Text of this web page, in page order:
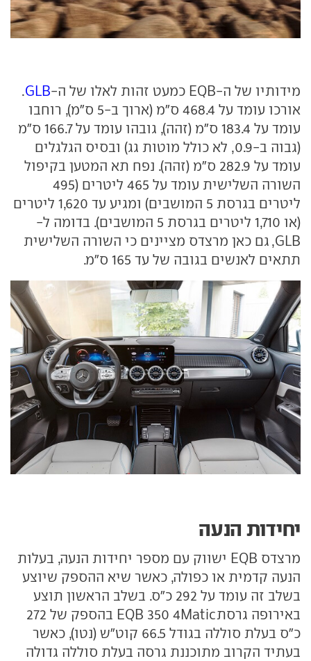
מידותיו של ה-EQB כמעט זהות לאלו של ה- GLB
.
אורכו עומד על 468.4 ס"מ (ארוך ב-5 ס"מ), רוחבו
עומד על 183.4 ס"מ (זהה), גובהו עומד על 166.7 ס"מ
(גבוה ב-0.9, לא כולל מוטות גג) ובסיס הגלגלים
עומד על 282.9 ס"מ (זהה). נפח תא המטען בקיפול
השורה השלישית עומד על 465 ליטרים (495
ליטרים בגרסת 5 המושבים) ומגיע עד 1,620 ליטרים
(או 1,710 ליטרים בגרסת 5 המושבים). בדומה ל-
GLB, גם כאן מרצדס מציינים כי השורה השלישית
תתאים לאנשים בגובה של עד 165 ס"מ.
יחידות הנעה
מרצדס EQB ישווק עם מספר יחידות הנעה, בעלות
הנעה קדמית או כפולה, כאשר שיא ההספק שיוצע
בשלב זה עומד על 292 כ"ס. בשלב הראשון תוצע
באירופה גרסתEQB 350 4Matic בהספק של 272
כ"ס בעלת סוללה בגודל 66.5 קוט"ש (נטו), כאשר
בעתיד הקרוב מתוכננת גרסה בעלת סוללה גדולה